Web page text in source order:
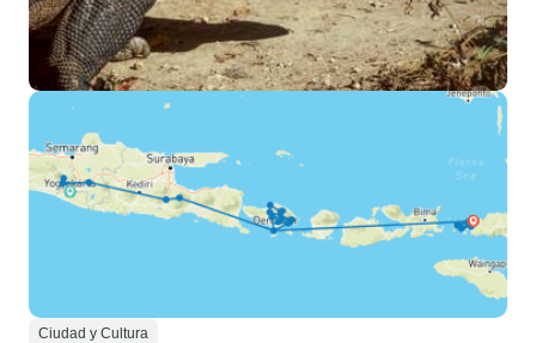
Ciudad y Cultura